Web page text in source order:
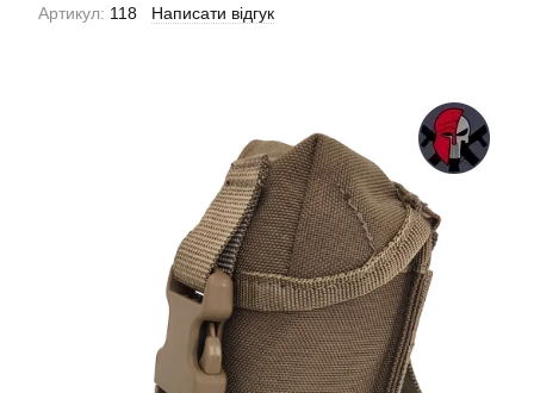
Артикул: 118 Написати відгук